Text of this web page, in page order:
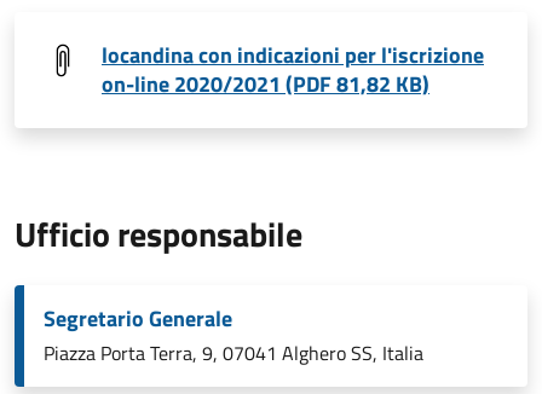
locandina con indicazioni per l'iscrizione
on-line 2020/2021 (PDF 81,82 KB)
Ufficio responsabile
Segretario Generale
Piazza Porta Terra, 9, 07041 Alghero SS, Italia